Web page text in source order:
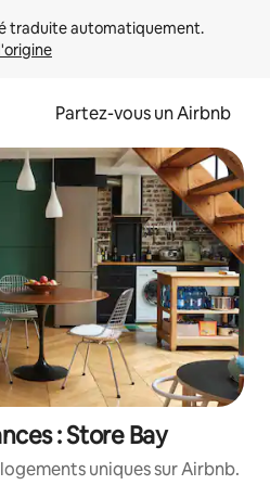
Partez-vous un Airbnb
: Store Bay
uniques sur Airbnb.